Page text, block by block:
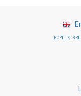
HOPLIX